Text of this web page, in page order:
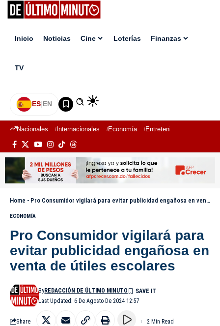
Inicio Noticias Cine Loterías Finanzas
TV
ES|EN
Nacionales Internacionales Economía Entretenimiento
Home - Pro Consumidor vigilará para evitar publicidad engañosa en venta de útiles escolares
ECONOMÍA
Pro Consumidor vigilará para
evitar publicidad engañosa en
venta de útiles escolares
Last Updated: 6 De Agosto De 2024 12:57
ByREDACCIÓN DE ÚLTIMO MINUTO
Share 2 Min Read